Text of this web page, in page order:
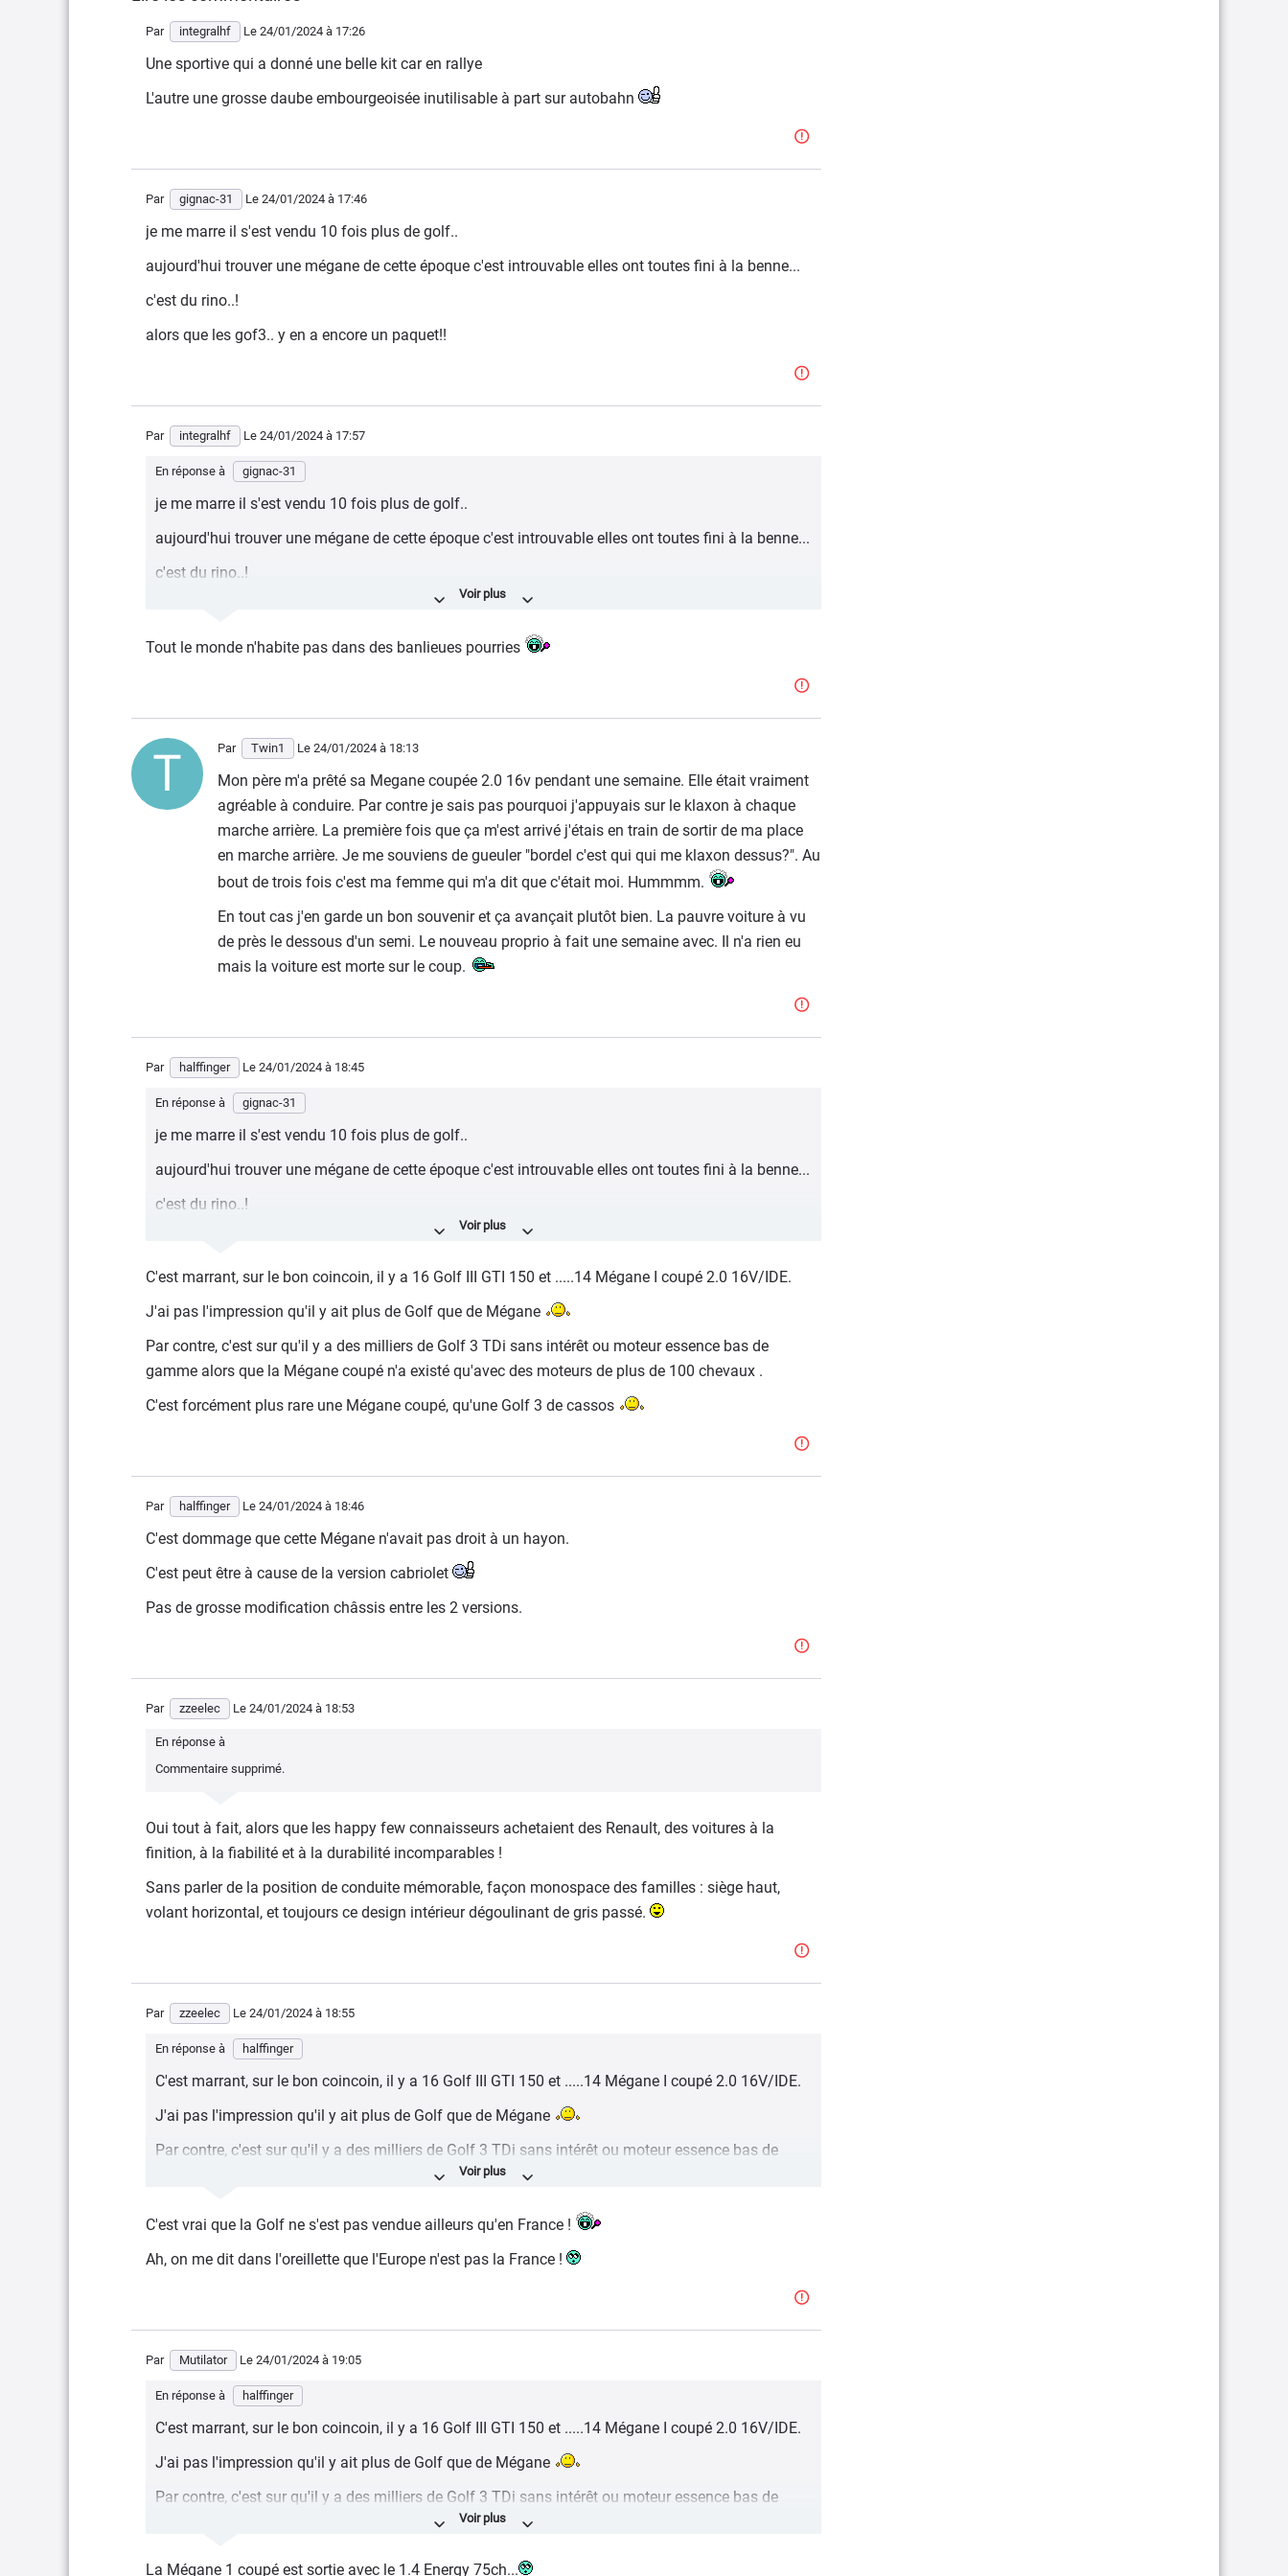
Par integralhf Le 24/01/2024 à 17:26
Une sportive qui a donné une belle kit car en rallye
L'autre une grosse daube embourgeoisée inutilisable à part sur autobahn
Par gignac-31 Le 24/01/2024 à 17:46
je me marre il s'est vendu 10 fois plus de golf..
aujourd'hui trouver une mégane de cette époque c'est introuvable elles ont toutes fini à la benne...
c'est du rino..!
alors que les gof3.. y en a encore un paquet!!
Par integralhf Le 24/01/2024 à 17:57
En réponse à gignac-31
je me marre il s'est vendu 10 fois plus de golf..
aujourd'hui trouver une mégane de cette époque c'est introuvable elles ont toutes fini à la benne...
c'est du rino..!
alors que les gof3.. y en a encore un paquet!!
Tout le monde n'habite pas dans des banlieues pourries
Par Twin1 Le 24/01/2024 à 18:13
Mon père m'a prêté sa Megane coupée 2.0 16v pendant une semaine. Elle était vraiment
agréable à conduire. Par contre je sais pas pourquoi j'appuyais sur le klaxon à chaque
marche arrière. La première fois que ça m'est arrivé j'étais en train de sortir de ma place
en marche arrière. Je me souviens de gueuler "bordel c'est qui qui me klaxon dessus?". Au
bout de trois fois c'est ma femme qui m'a dit que c'était moi. Hummmm.
En tout cas j'en garde un bon souvenir et ça avançait plutôt bien. La pauvre voiture à vu
de près le dessous d'un semi. Le nouveau proprio à fait une semaine avec. Il n'a rien eu
mais la voiture est morte sur le coup.
Par halffinger Le 24/01/2024 à 18:45
En réponse à gignac-31
je me marre il s'est vendu 10 fois plus de golf..
aujourd'hui trouver une mégane de cette époque c'est introuvable elles ont toutes fini à la benne...
c'est du rino..!
alors que les gof3.. y en a encore un paquet!!
C'est marrant, sur le bon coincoin, il y a 16 Golf III GTI 150 et .....14 Mégane I coupé 2.0 16V/IDE.
J'ai pas l'impression qu'il y ait plus de Golf que de Mégane
Par contre, c'est sur qu'il y a des milliers de Golf 3 TDi sans intérêt ou moteur essence bas de
gamme alors que la Mégane coupé n'a existé qu'avec des moteurs de plus de 100 chevaux .
C'est forcément plus rare une Mégane coupé, qu'une Golf 3 de cassos
Par halffinger Le 24/01/2024 à 18:46
C'est dommage que cette Mégane n'avait pas droit à un hayon.
C'est peut être à cause de la version cabriolet
Pas de grosse modification châssis entre les 2 versions.
Par zzeelec Le 24/01/2024 à 18:53
En réponse à
Commentaire supprimé.
Oui tout à fait, alors que les happy few connaisseurs achetaient des Renault, des voitures à la
finition, à la fiabilité et à la durabilité incomparables !
Sans parler de la position de conduite mémorable, façon monospace des familles : siège haut,
volant horizontal, et toujours ce design intérieur dégoulinant de gris passé.
Par zzeelec Le 24/01/2024 à 18:55
En réponse à halffinger
C'est marrant, sur le bon coincoin, il y a 16 Golf III GTI 150 et .....14 Mégane I coupé 2.0 16V/IDE.
J'ai pas l'impression qu'il y ait plus de Golf que de Mégane
Par contre, c'est sur qu'il y a des milliers de Golf 3 TDi sans intérêt ou moteur essence bas de
gamme alors que la Mégane coupé n'a existé qu'avec des moteurs de plus de 100 chevaux .
C'est forcément plus rare une Mégane coupé, qu'une Golf 3 de cassos
C'est vrai que la Golf ne s'est pas vendue ailleurs qu'en France !
Ah, on me dit dans l'oreillette que l'Europe n'est pas la France !
Par Mutilator Le 24/01/2024 à 19:05
En réponse à halffinger
C'est marrant, sur le bon coincoin, il y a 16 Golf III GTI 150 et .....14 Mégane I coupé 2.0 16V/IDE.
J'ai pas l'impression qu'il y ait plus de Golf que de Mégane
Par contre, c'est sur qu'il y a des milliers de Golf 3 TDi sans intérêt ou moteur essence bas de
gamme alors que la Mégane coupé n'a existé qu'avec des moteurs de plus de 100 chevaux .
C'est forcément plus rare une Mégane coupé, qu'une Golf 3 de cassos
La Mégane 1 coupé est sortie avec le 1.4 Energy 75ch...